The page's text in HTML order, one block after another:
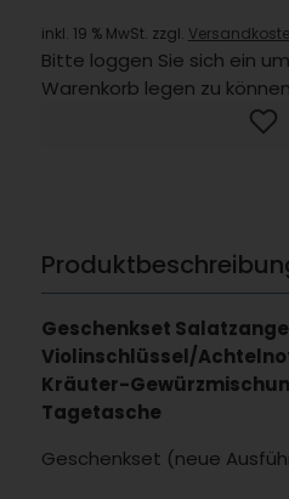
inkl. 19 % MwSt. zzgl.
Bitte loggen Sie sich ein
Warenkorb legen zu
Geschenkset
Violinschlüssel/
Kräuter-
Tagetasche
Geschenkset (neue